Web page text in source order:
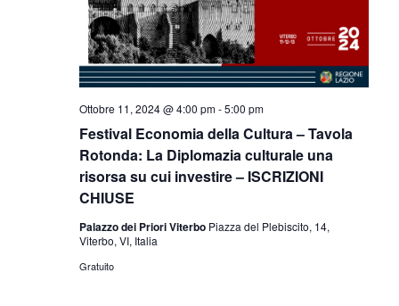
Festival Economia della Cultura – Tavola
Rotonda: La Diplomazia culturale una
risorsa su cui investire – ISCRIZIONI
CHIUSE
Ottobre 11, 2024 @ 4:00 pm-5:00 pm
Palazzo dei Priori Viterbo Piazza del Plebiscito, 14,
Viterbo, VI, Italia
Gratuito